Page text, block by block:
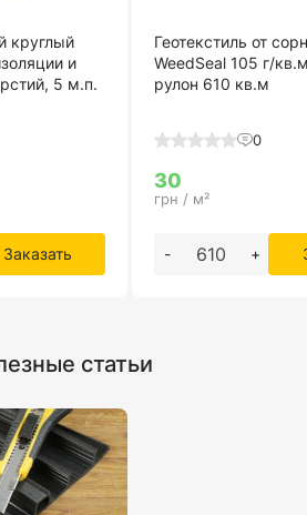
круглый
и
5 м.п.
Заказать
Геотекстиль от
WeedSeal 105 г/
рулон 610 кв.м
0
30
грн / м²
- +
статьи